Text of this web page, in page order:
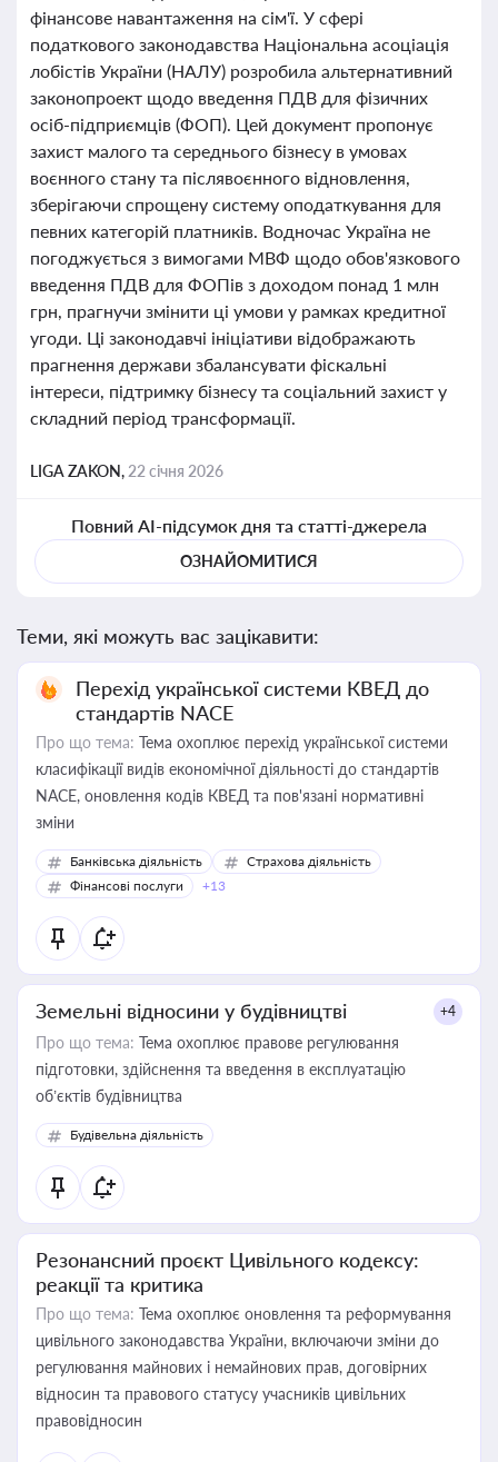
фінансове навантаження на сім'ї. У сфері
податкового законодавства Національна асоціація
лобістів України (НАЛУ) розробила альтернативний
законопроект щодо введення ПДВ для фізичних
осіб-підприємців (ФОП). Цей документ пропонує
захист малого та середнього бізнесу в умовах
воєнного стану та післявоєнного відновлення,
зберігаючи спрощену систему оподаткування для
певних категорій платників. Водночас Україна не
погоджується з вимогами МВФ щодо обов'язкового
введення ПДВ для ФОПів з доходом понад 1 млн
грн, прагнучи змінити ці умови у рамках кредитної
угоди. Ці законодавчі ініціативи відображають
прагнення держави збалансувати фіскальні
інтереси, підтримку бізнесу та соціальний захист у
складний період трансформації.
LIGA ZAKON, 22 січня 2026
Повний AI-підсумок дня та статті-джерела
ОЗНАЙОМИТИСЯ
Теми, які можуть вас зацікавити:
Перехід української системи КВЕД до
стандартів NACE
Про що тема: Тема охоплює перехід української системи
класифікації видів економічної діяльності до стандартів
NACE, оновлення кодів КВЕД та пов'язані нормативні
зміни
Банківська діяльність
Страхова діяльність
Фінансові послуги
+13
Земельні відносини у будівництві +4
Про що тема: Тема охоплює правове регулювання
підготовки, здійснення та введення в експлуатацію
об’єктів будівництва
Будівельна діяльність
Резонансний проєкт Цивільного кодексу:
реакції та критика
Про що тема: Тема охоплює оновлення та реформування
цивільного законодавства України, включаючи зміни до
регулювання майнових і немайнових прав, договірних
відносин та правового статусу учасників цивільних
правовідносин